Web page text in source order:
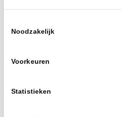
Noodzakelijk
Voorkeuren
Statistieken